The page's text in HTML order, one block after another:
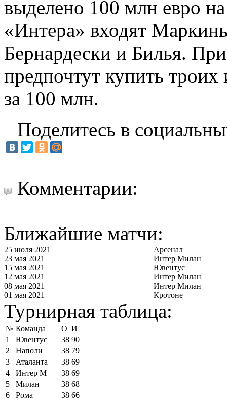
выделено 100 млн евро
«Интера» входят
Бернардески и Билья.
предпочтут купить
за 100 млн.
Поделитесь в
Комментарии:
Ближайшие матчи:
25 июля 2021
Арсенал
23 мая 2021
Интер Милан
15 мая 2021
Ювентус
12 мая 2021
Интер Милан
08 мая 2021
Интер Милан
01 мая 2021
Кротоне
Турнирная таблица:
№ Команда О И
1
Ювентус 38 90
2
Наполи 38 79
3
Аталанта 38 69
4
Интер М 38 69
5
Милан 38 68
6
Рома 38 66